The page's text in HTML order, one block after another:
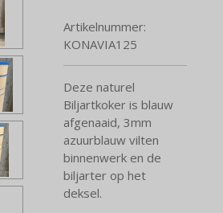
Artikelnummer:
KONAVIA125
Deze naturel
Biljartkoker is blauw
afgenaaid, 3mm
azuurblauw vilten
binnenwerk en de
biljarter op het
deksel.